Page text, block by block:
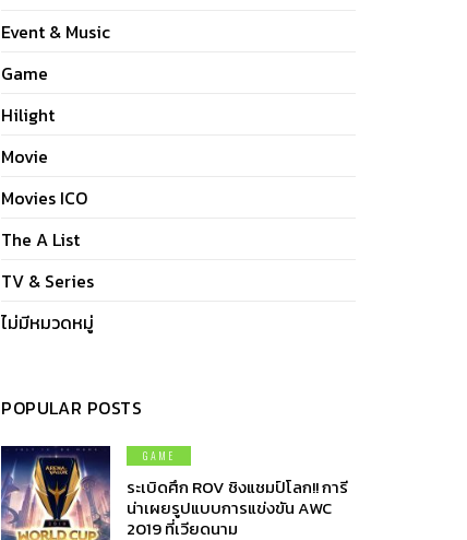
Event & Music
Game
Hilight
Movie
Movies ICO
The A List
TV & Series
ไม่มีหมวดหมู่
POPULAR POSTS
GAME
ระเบิดศึก ROV ชิงแชมป์โลก!! การี
น่าเผยรูปแบบการแข่งขัน AWC
2019 ที่เวียดนาม